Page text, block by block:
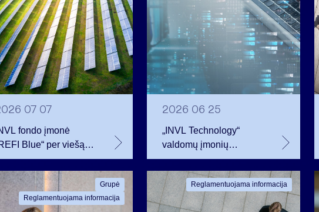
07 07
fondo įmonė
Blue“ per viešą
emisiją
12 mln. eurų –
2 mln. daugiau nei
planavo
2026 06 25
„INVL Technology“
valdomų įmonių
darbuotojai realizavo
opcionus ir tapo
akcininkais
Grupė
Reglamentuojama informacija
Reglamentuojama informacija